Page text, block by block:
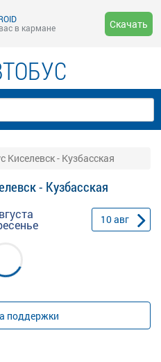
в кармане
Скачать
Киселевск - Кузбасская
- Кузбасская
10авг
поддержки